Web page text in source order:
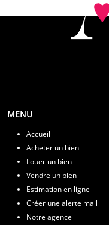
MENU
Accueil
Acheter un bien
Louer un bien
Vendre un bien
Estimation en ligne
Créer une alerte mail
Notre agence